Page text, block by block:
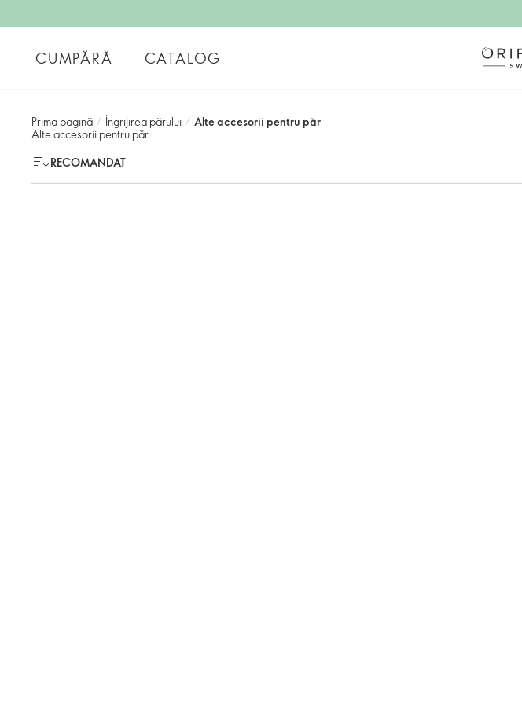
CUMPĂRĂ CATALOG
Prima pagină / Îngrijirea părului / Alte accesorii pentru păr
Alte accesorii pentru păr
RECOMANDAT